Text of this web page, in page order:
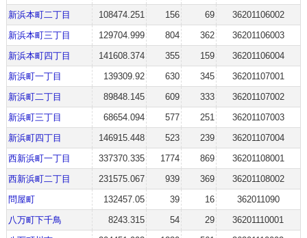
新浜本町二丁目
108474.251 156 69
36201106002
新浜本町三丁目
129704.999 804 362
36201106003
新浜本町四丁目
141608.374 355 159
36201106004
新浜町一丁目
139309.92 630 345
36201107001
新浜町二丁目
89848.145 609 333
36201107002
新浜町三丁目
68654.094 577 251
36201107003
新浜町四丁目
146915.448 523 239
36201107004
西新浜町一丁目
337370.335 1774 869
36201108001
西新浜町二丁目
231575.067 939 369
36201108002
問屋町
132457.05 39 16
362011090
八万町下千鳥
8243.315 54 29
36201110001